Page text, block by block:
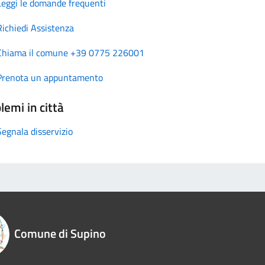
Assistenza
il comune +39 0775 226001
un appuntamento
in città
disservizio
Comune di Supino